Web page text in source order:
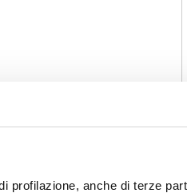
profilazione, anche di terze